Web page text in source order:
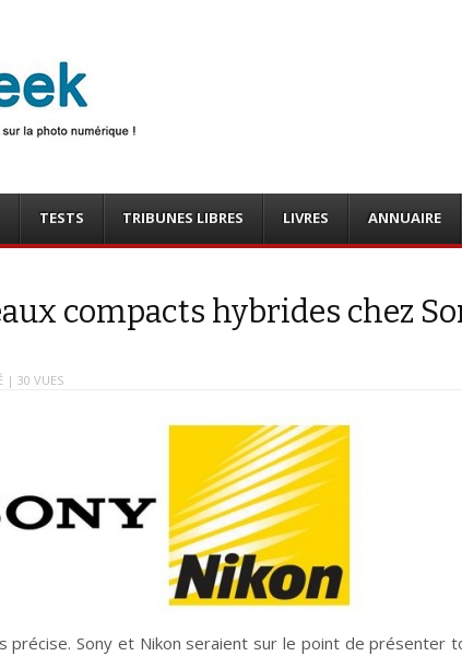
TESTS TRIBUNES LIBRES LIVRES ANNUAIRE
compacts hybrides chez
| 30 VUES
précise. Sony et Nikon seraient sur le point de présenter